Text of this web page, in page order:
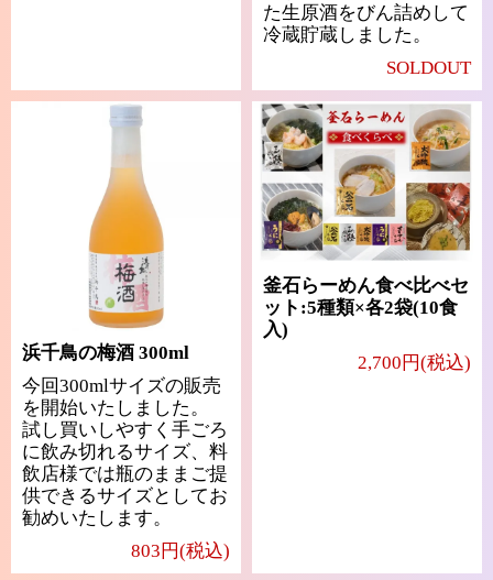
た生原酒をびん詰めして
冷蔵貯蔵しました。
SOLDOUT
浜千鳥の梅酒 300ml
今回300mlサイズの販売
を開始いたしました。
試し買いしやすく手ごろ
に飲み切れるサイズ、料
飲店様では瓶のままご提
供できるサイズとしてお
勧めいたします。
803円(税込)
釜石らーめん食べ比べセ
ット:5種類×各2袋(10食
入)
2,700円(税込)